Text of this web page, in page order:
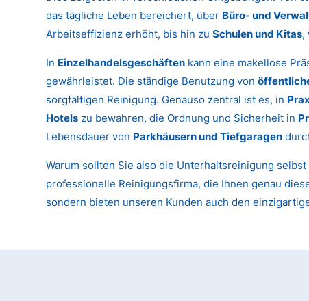
das tägliche Leben bereichert, über Büro- und
Arbeitseffizienz erhöht, bis hin zuSchulen und Kitas,
In Einzelhandelsgeschäften kann eine makellose
gewährleistet. Die ständige Benutzung von
sorgfältigen Reinigung. Genauso zentral ist es, in
Hotels zu bewahren, die Ordnung und Sicherheit in
Lebensdauer von Parkhäusern und Tiefgaragen
Warum sollten Sie also die Unterhaltsreinigung
professionelle Reinigungsfirma, die Ihnen genau
sondern bieten unseren Kunden auch den